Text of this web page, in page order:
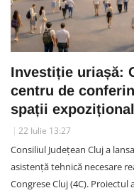
Investiție uriașă:
centru de
spații
22 Iulie 13:27
Consiliul Județean Cluj a
asistență tehnică necesare
Congrese Cluj (4C).